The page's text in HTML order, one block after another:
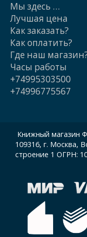
Мы здесь …
Лучшая цена
Как заказать?
Как оплатить?
Где наш
Часы работы
+74995303500
+74996775567
Книжный магазин
109316, г. Москва,
строение 1 ОГРН: